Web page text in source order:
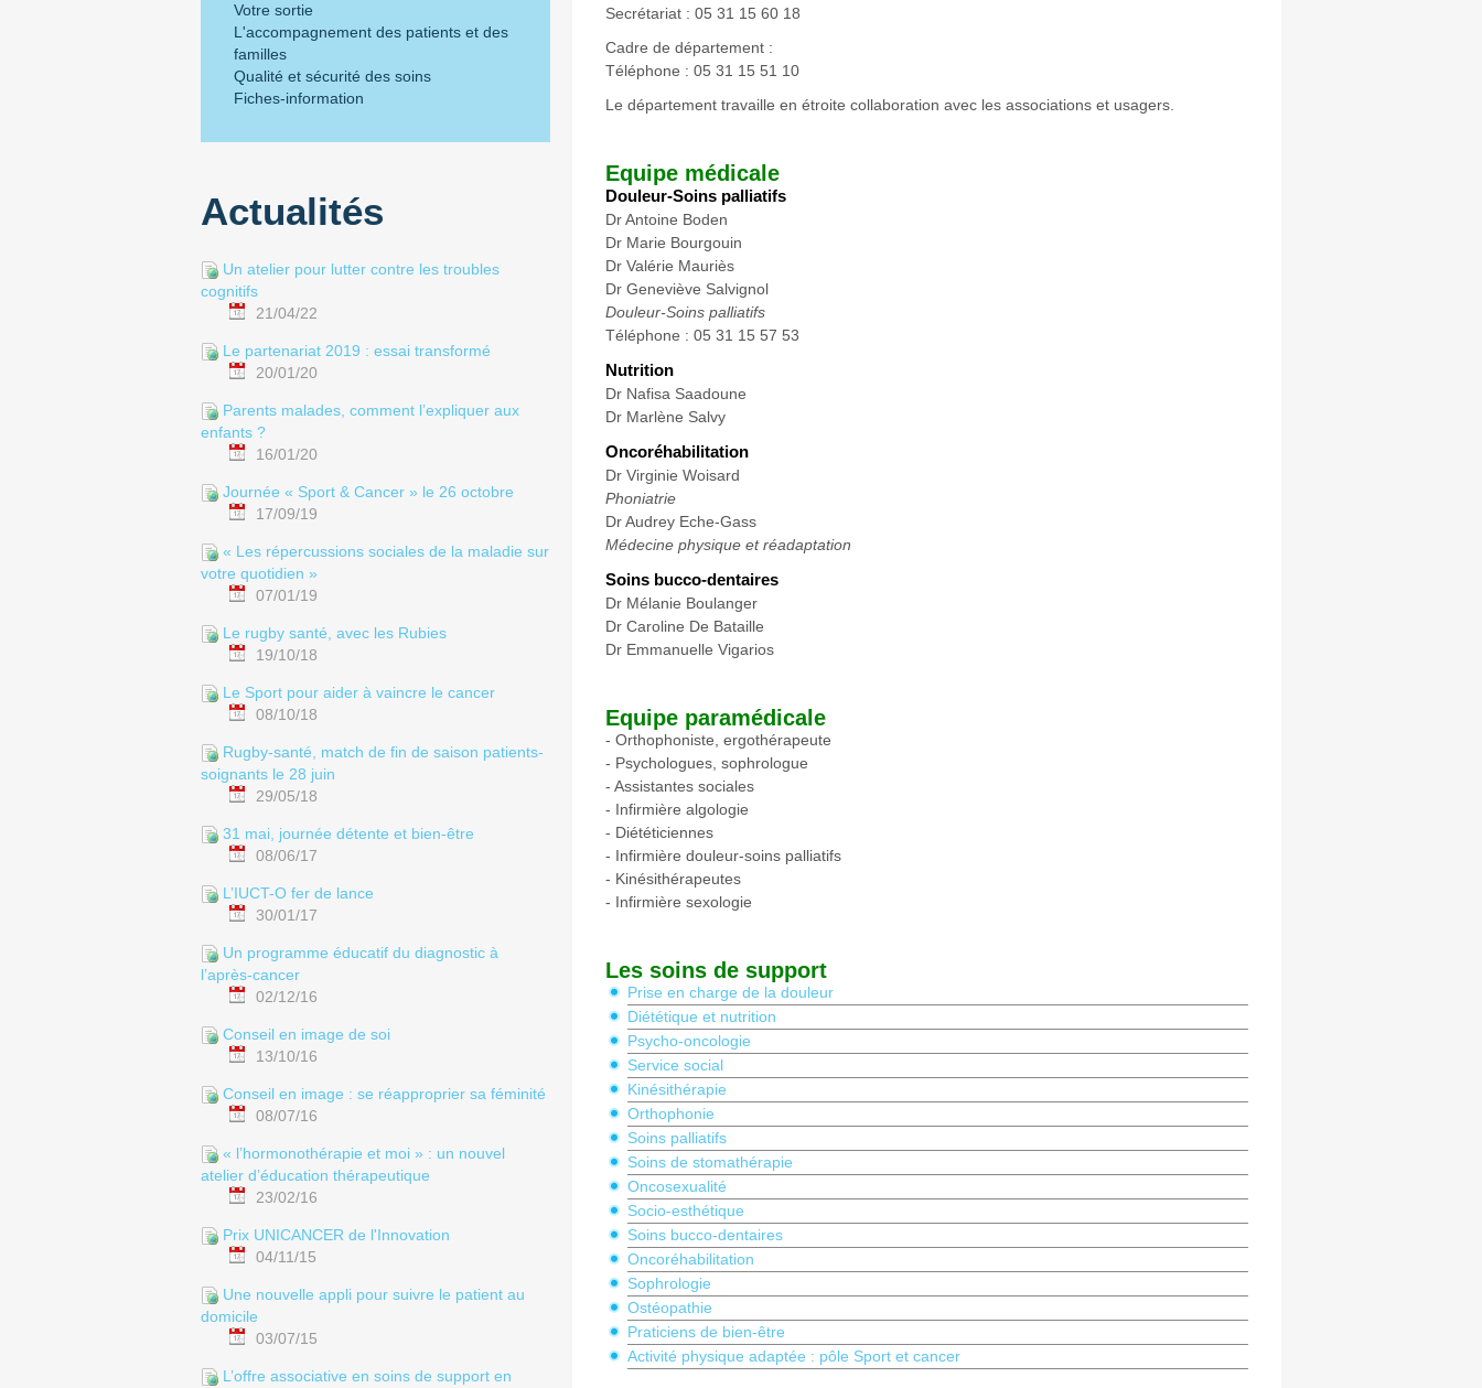
Votre sortie
L'accompagnement des patients et des
familles
Qualité et sécurité des soins
Fiches-information
Actualités
Un atelier pour lutter contre les troubles
cognitifs
21/04/22
Le partenariat 2019 : essai transformé
20/01/20
Parents malades, comment l’expliquer aux
enfants ?
16/01/20
Journée « Sport & Cancer » le 26 octobre
17/09/19
« Les répercussions sociales de la maladie sur
votre quotidien »
07/01/19
Le rugby santé, avec les Rubies
19/10/18
Le Sport pour aider à vaincre le cancer
08/10/18
Rugby-santé, match de fin de saison patients-
soignants le 28 juin
29/05/18
31 mai, journée détente et bien-être
08/06/17
L’IUCT-O fer de lance
30/01/17
Un programme éducatif du diagnostic à
l’après-cancer
02/12/16
Conseil en image de soi
13/10/16
Conseil en image : se réapproprier sa féminité
08/07/16
« l’hormonothérapie et moi » : un nouvel
atelier d’éducation thérapeutique
23/02/16
Prix UNICANCER de l'Innovation
04/11/15
Une nouvelle appli pour suivre le patient au
domicile
03/07/15
L’offre associative en soins de support en
Secrétariat : 05 31 15 60 18
Cadre de département :
Téléphone : 05 31 15 51 10
Le département travaille en étroite collaboration avec les associations et usagers.
Equipe médicale
Douleur-Soins palliatifs
Dr Antoine Boden
Dr Marie Bourgouin
Dr Valérie Mauriès
Dr Geneviève Salvignol
Douleur-Soins palliatifs
Téléphone : 05 31 15 57 53
Nutrition
Dr Nafisa Saadoune
Dr Marlène Salvy
Oncoréhabilitation
Dr Virginie Woisard
Phoniatrie
Dr Audrey Eche-Gass
Médecine physique et réadaptation
Soins bucco-dentaires
Dr Mélanie Boulanger
Dr Caroline De Bataille
Dr Emmanuelle Vigarios
Equipe paramédicale
- Orthophoniste, ergothérapeute
- Psychologues, sophrologue
- Assistantes sociales
- Infirmière algologie
- Diététiciennes
- Infirmière douleur-soins palliatifs
- Kinésithérapeutes
- Infirmière sexologie
Les soins de support
Prise en charge de la douleur
Diététique et nutrition
Psycho-oncologie
Service social
Kinésithérapie
Orthophonie
Soins palliatifs
Soins de stomathérapie
Oncosexualité
Socio-esthétique
Soins bucco-dentaires
Oncoréhabilitation
Sophrologie
Ostéopathie
Praticiens de bien-être
Activité physique adaptée : pôle Sport et cancer